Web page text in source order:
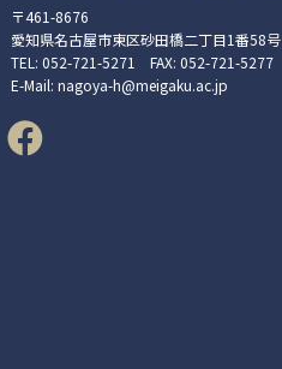
〒461-8676
愛知県名古屋市東区砂田橋二丁目1番58号
TEL: 052-721-5271 FAX: 052-721-5277
E-Mail: nagoya-h@meigaku.ac.jp